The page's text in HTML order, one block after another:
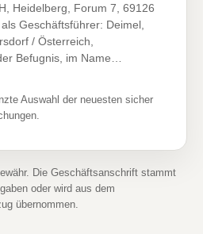
Heidelberg, Forum 7, 69126
Geschäftsführer: Deimel,
/ Österreich,
Befugnis, im Name…
Auswahl der neuesten sicher
Die Geschäftsanschrift stammt
oder wird aus dem
übernommen.